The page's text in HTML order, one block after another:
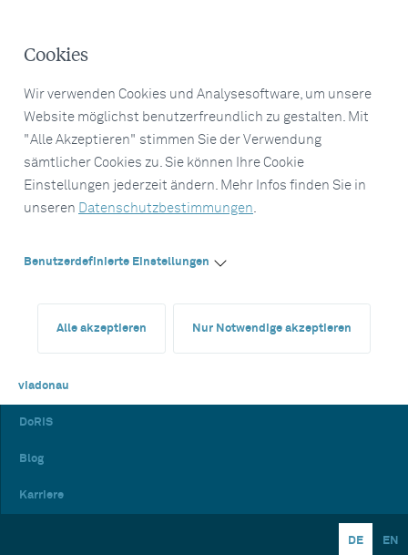
Cookies
Wir verwenden Cookies und Analysesoftware, um unsere
Website möglichst benutzerfreundlich zu gestalten. Mit
"Alle Akzeptieren" stimmen Sie der Verwendung
sämtlicher Cookies zu. Sie können Ihre Cookie
Einstellungen jederzeit ändern. Mehr Infos finden Sie in
unseren Datenschutzbestimmungen.
Benutzerdefinierte Einstellungen
Alle akzeptieren Nur Notwendige akzeptieren
viadonau
DoRIS
Blog
Karriere
DE EN